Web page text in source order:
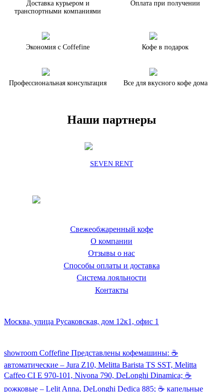
Доставка курьером и
транспортными компаниями
Оплата при получении
Экономия с Coffefine Кофе в подарок
Профессиональная консультация Все для вкусного кофе дома
Наши партнеры
SEVEN RENT
Свежеобжаренный кофе
О компании
Отзывы о нас
Способы оплаты и доставка
Система лояльности
Контакты
Москва, улица Русаковская, дом 12к1, офис 1
showroom Coffefine Представлены кофемашины: ☕️
автоматические – Jura Z10, Melitta Barista TS SST, Melitta
Caffeo CI Е 970-101, Nivona 790, DeLonghi Dinamica; ☕️
рожковые – Lelit Anna, DeLonghi Dedica 885; ☕️ капельные